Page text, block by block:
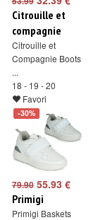
Citrouille et
compagnie
Citrouille et
Compagnie Boots
...
18 - 19 - 20
Favori
-30%
79.9055.93 €
Primigi
Primigi Baskets